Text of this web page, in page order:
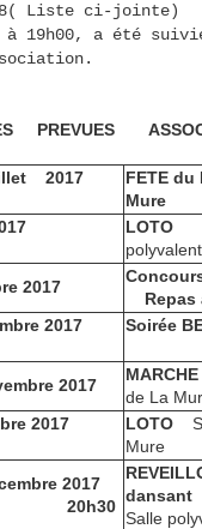
Liste ci-jointe)
à 19h00, a été
PREVUES
2017
FETE du
Mure
LOTO
2017
Repas
2017
Soirée
2017
de La
2017
LOTO
Mure
2017
20h30
dansant
Salle